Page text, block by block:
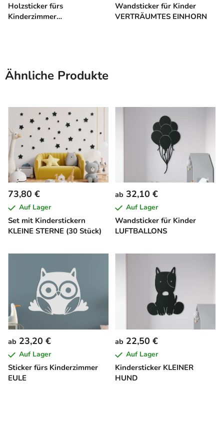
Holzsticker fürs
Kinderzimmer
Wandsticker für Kinder
VERTRÄUMTES EINHORN
Ähnliche Produkte
Set mit Kinderstickern
KLEINE STERNE (30 Stück)
73,80 €
Auf Lager
Wandsticker für Kinder
LUFTBALLONS
ab 32,10 €
Auf Lager
Sticker fürs Kinderzimmer
EULE
ab 23,20 €
Auf Lager
Kindersticker KLEINER
HUND
ab 22,50 €
Auf Lager